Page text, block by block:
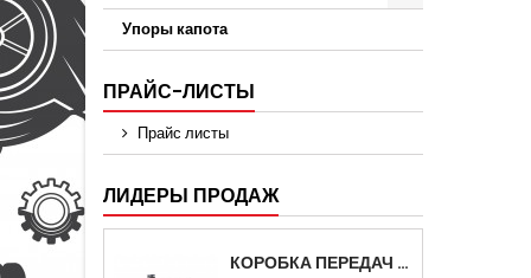
Упоры капота
ПРАЙС-ЛИСТЫ
Прайс листы
ЛИДЕРЫ ПРОДАЖ
КОРОБКА ПЕРЕДАЧ НА ДЛЯ АВТОМОБИЛЯ ГАЗЕЛЬ 3302 АРТИКУЛ 3302-1700010 (УСИЛЕННАЯ)